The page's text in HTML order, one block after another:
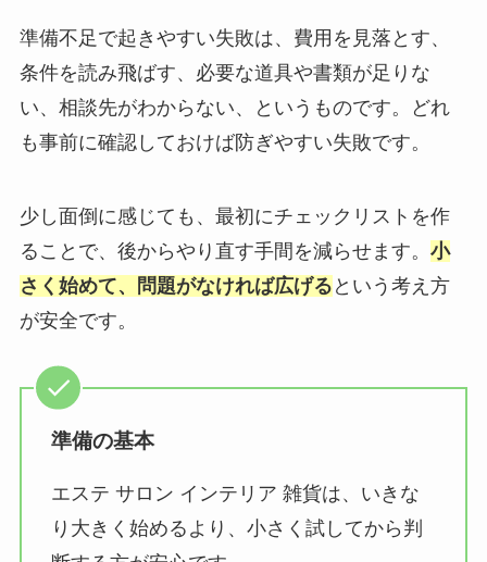
準備不足で起きやすい失敗は、費用を見落とす、
条件を読み飛ばす、必要な道具や書類が足りな
い、相談先がわからない、というものです。どれ
も事前に確認しておけば防ぎやすい失敗です。
少し面倒に感じても、最初にチェックリストを作
ることで、後からやり直す手間を減らせます。 小
さく始めて、問題がなければ広げる という考え方
が安全です。
準備の基本
エステ サロン インテリア 雑貨は、いきな
り大きく始めるより、小さく試してから判